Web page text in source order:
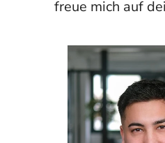
freue mich auf